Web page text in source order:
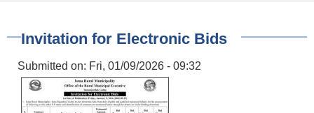
Invitation for Electronic Bids
Submitted on: Fri, 01/09/2026 - 09:32